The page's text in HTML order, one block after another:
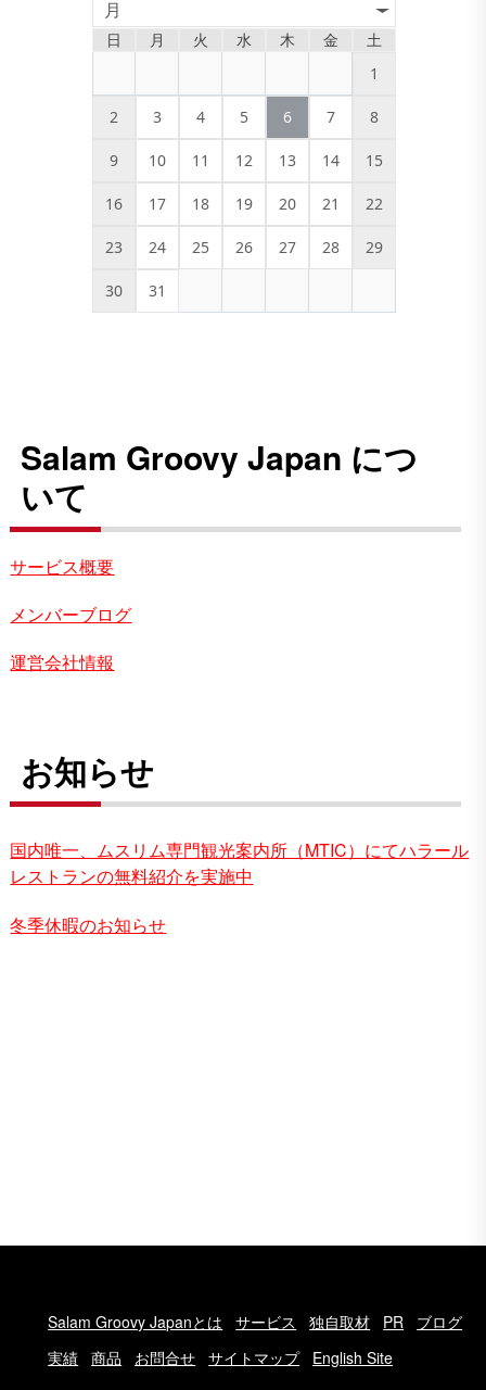
月
日 月 火 水 木 金 土
1
2 3 4 5 6 7 8
9 10 11 12 13 14 15
16 17 18 19 20 21 22
23 24 25 26 27 28 29
30 31
Salam Groovy Japan につ
いて
サービス概要
メンバーブログ
運営会社情報
お知らせ
国内唯一、ムスリム専門観光案内所（MTIC）にてハラール
レストランの無料紹介を実施中
冬季休暇のお知らせ
Salam Groovy Japanとは サービス 独自取材 PR
ブログ
実績
商品 お問合せ サイトマップ English Site